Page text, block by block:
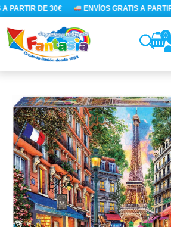
Ir
al
contenido
PARTIR DE 30€ ENVÍOS GRATIS A
0